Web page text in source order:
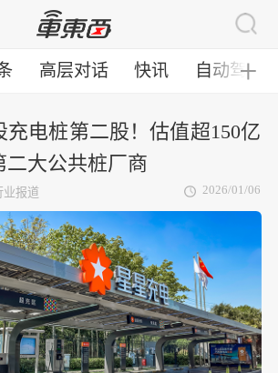
高层对话 快讯 自动驾驶
╋
充电桩第二股！估值超150亿
二大公共桩厂商
业报道 2026/01/06